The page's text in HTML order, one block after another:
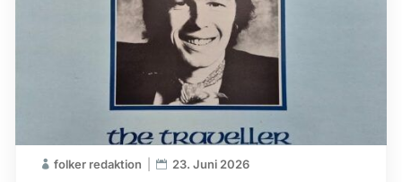
folker redaktion 23. Juni 2026